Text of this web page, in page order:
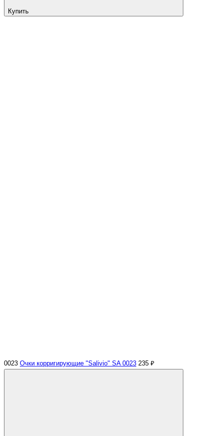
Купить
0023 Очки корригирующие "Salivio" SA 0023 235 ₽